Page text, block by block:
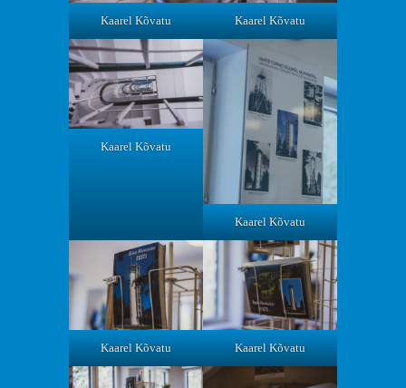
Kaarel Kõvatu Kaarel Kõvatu
Kaarel Kõvatu
Kaarel Kõvatu
Kaarel Kõvatu Kaarel Kõvatu